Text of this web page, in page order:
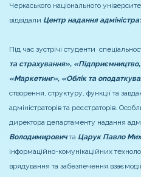
Черкаського національного
відвідали Центр надання
Під час зустрічі студенти
та страхування», «Підприємництво,
«Маркетинг», «Облік та
створення, структуру, функції та
адміністраторів та реєстраторів.
директора департаменту надання
Володимировичта Царук Павло
інформаційно-комунікаційних
врядування та забезпечення